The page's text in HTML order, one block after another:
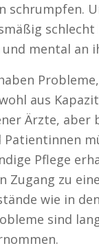
schrumpfen.
mental an
aus
Ärzte, aber
Pflege
Zugang zu
wie in
sind